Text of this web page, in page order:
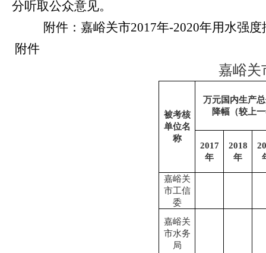
分听取公众意见。
附件：嘉峪关市2017年-2020年用水强度
附件
嘉峪关
被考核
单位名
称
万元国内生产
降幅（较上
2017
年
2018
年
嘉峪关
市工信
委
嘉峪关
市水务
局